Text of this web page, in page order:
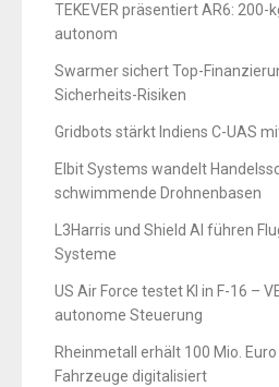
TEKEVER präsentiert AR6: 200-
autonom
Swarmer sichert Top-
Sicherheits-Risiken
Gridbots stärkt Indiens C-UAS
Elbit Systems wandelt
schwimmende Drohnenbasen
L3Harris und Shield AI führen
Systeme
US Air Force testet KI in F-16 –
autonome Steuerung
Rheinmetall erhält 100 Mio.
Fahrzeuge digitalisiert